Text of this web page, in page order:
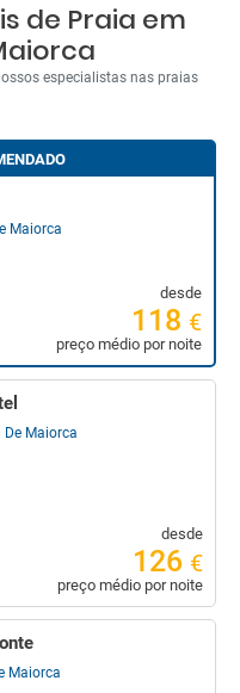
de Praia em
especialistas nas praias
Maiorca
desde
118 €
preço médio por noite
De Maiorca
desde
126 €
preço médio por noite
Maiorca